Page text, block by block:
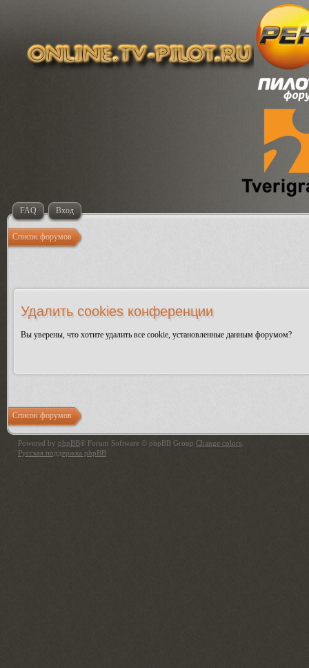
FAQ Вход
Список форумов
Удалить cookies конференции
Вы уверены, что хотите удалить все cookie, установленные данным форумом?
Список форумов
Powered by phpBB® Forum Software © phpBB Group Change colors
Русская поддержка phpBB